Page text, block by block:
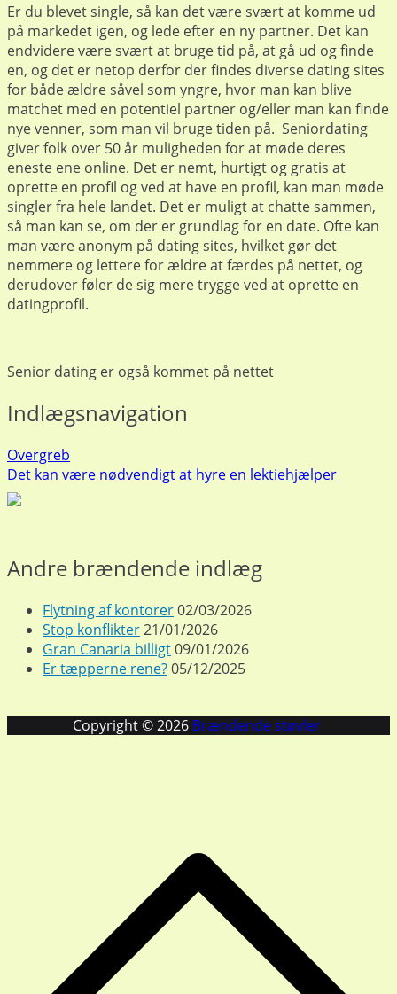
Er du blevet single, så kan det være svært at komme ud
på markedet igen, og lede efter en ny partner. Det kan
endvidere være svært at bruge tid på, at gå ud og finde
en, og det er netop derfor der findes diverse dating sites
for både ældre såvel som yngre, hvor man kan blive
matchet med en potentiel partner og/eller man kan finde
nye venner, som man vil bruge tiden på. Seniordating
giver folk over 50 år muligheden for at møde deres
eneste ene online. Det er nemt, hurtigt og gratis at
oprette en profil og ved at have en profil, kan man møde
singler fra hele landet. Det er muligt at chatte sammen,
så man kan se, om der er grundlag for en date. Ofte kan
man være anonym på dating sites, hvilket gør det
nemmere og lettere for ældre at færdes på nettet, og
derudover føler de sig mere trygge ved at oprette en
datingprofil.
Senior dating er også kommet på nettet
Indlægsnavigation
Overgreb
Det kan være nødvendigt at hyre en lektiehjælper
Andre brændende indlæg
Flytning af kontorer02/03/2026
Stop konflikter21/01/2026
Gran Canaria billigt09/01/2026
Er tæpperne rene?05/12/2025
Copyright © 2026 Brændende støvler